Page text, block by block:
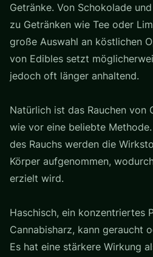
Getränke. Von Schokolade
zu Getränken wie Tee oder
große Auswahl an köstlichen
von Edibles setzt
jedoch oft länger anhaltend.
Natürlich ist das Rauchen von
wie vor eine beliebte
des Rauchs werden die
Körper aufgenommen,
erzielt wird.
Haschisch, ein konzentriertes
Cannabisharz, kann geraucht
Es hat eine stärkere Wirkung